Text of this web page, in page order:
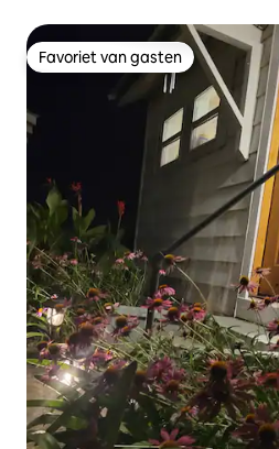
Favoriet van gasten
Favoriet van gasten